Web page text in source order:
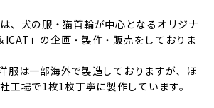
、犬の服・猫首輪が中心となるオリジナ
ICAT」の企画・製作・販売をしておりま
服は一部海外で製造しておりますが、ほ
工場で1枚1枚丁寧に製作しています。